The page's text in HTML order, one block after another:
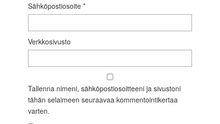
Sähköpostiosoite *
Verkkosivusto
Tallenna nimeni, sähköpostiosoitteeni ja sivustoni
tähän selaimeen seuraavaa kommentointikertaa
varten.